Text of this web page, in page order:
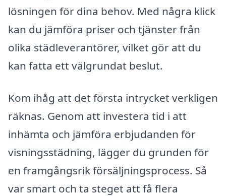
lösningen för dina behov. Med några klick
kan du jämföra priser och tjänster från
olika städleverantörer, vilket gör att du
kan fatta ett välgrundat beslut.
Kom ihåg att det första intrycket verkligen
räknas. Genom att investera tid i att
inhämta och jämföra erbjudanden för
visningsstädning, lägger du grunden för
en framgångsrik försäljningsprocess. Så
var smart och ta steget att få flera